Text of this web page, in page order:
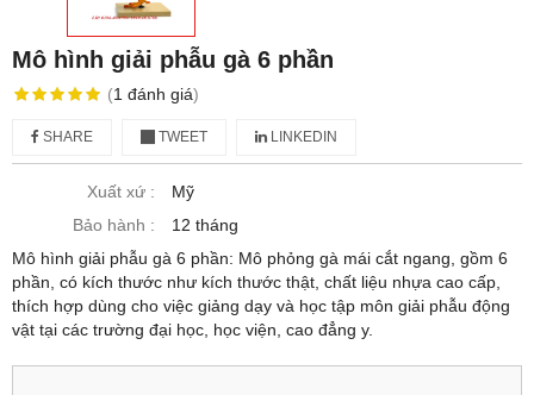
Mô hình giải phẫu gà 6 phần
(1 đánh giá)
SHARE TWEET LINKEDIN
Xuất xứ :
Mỹ
Bảo hành :
12 tháng
Mô hình giải phẫu gà 6 phần: Mô phỏng gà mái cắt ngang, gồm 6
phần, có kích thước như kích thước thật, chất liệu nhựa cao cấp,
thích hợp dùng cho việc giảng dạy và học tập môn giải phẫu động
vật tại các trường đại học, học viện, cao đẳng y.